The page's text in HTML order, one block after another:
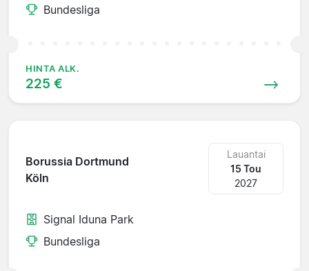
Bundesliga
HINTA ALK.
225 €
Borussia Dortmund
Köln
Lauantai
15 Tou
2027
Signal Iduna Park
Bundesliga